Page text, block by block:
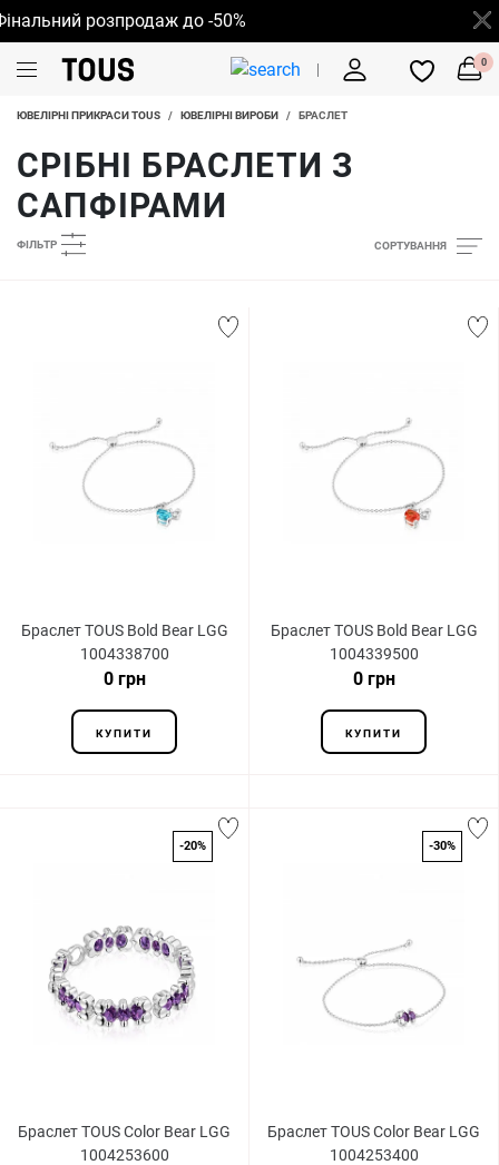
розпродаж до -50%
0
ЮВЕЛІРНІ ПРИКРАСИ TOUS / ЮВЕЛІРНІ ВИРОБИ / БРАСЛЕТ
СРІБНІ БРАСЛЕТИ З
САПФІРАМИ
СОРТУВАННЯ
ФІЛЬТР
Браслет TOUS Bold Bear LGG
1004338700
0 грн
КУПИТИ
Браслет TOUS Bold Bear LGG
1004339500
0 грн
КУПИТИ
-20%
Браслет TOUS Color Bear LGG
1004253600
-30%
Браслет TOUS Color Bear LGG
1004253400